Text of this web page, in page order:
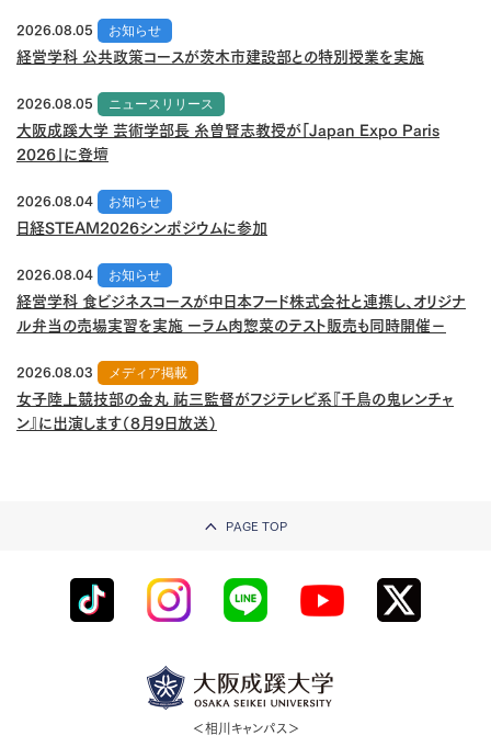
2026.08.05
お知らせ
経営学科 公共政策コースが茨木市建設部との特別授業を実施
2026.08.05
ニュースリリース
大阪成蹊大学 芸術学部長 糸曽賢志教授が「Japan Expo Paris
2026」に登壇
2026.08.04
お知らせ
日経STEAM2026シンポジウムに参加
2026.08.04
お知らせ
経営学科 食ビジネスコースが中日本フード株式会社と連携し、オリジナ
ル弁当の売場実習を実施 ーラム肉惣菜のテスト販売も同時開催－
2026.08.03
メディア掲載
女子陸上競技部の金丸 祐三監督がフジテレビ系『千鳥の鬼レンチャ
ン』に出演します（8月9日放送）
PAGE TOP
＜相川キャンパス＞